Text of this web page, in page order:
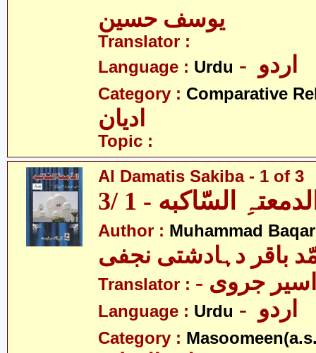
یوسف حسین
Translator :
Language : Urdu
Category : Comparative
ادیان
Topic :
Al Damatis Sakiba - 1 of 3
السّاکبه - 1 /3
Author : Muhammad
باقر دہادشتی نجفی
Translator : اسیر جروی
Language : Urdu
Category :